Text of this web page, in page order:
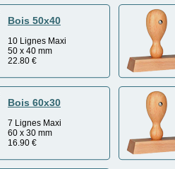
Bois 50x40
10 Lignes Maxi
50 x 40 mm
22.80 €
Bois 60x30
7 Lignes Maxi
60 x 30 mm
16.90 €